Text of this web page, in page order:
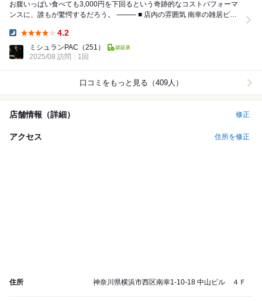
お腹いっぱい食べても3,000円を下回るという奇跡的なコストパフォーマ
ンスに、誰もが驚愕するだろう。 ⸻ ■ 店内の雰囲気 南幸の雑居ビル4
4.2
ミシュランPAC （251）
2025/08 訪問
1回
口コミをもっと見る（409人）
店舗情報（詳細） 修正
アクセス 住所を修正
住所 神奈川県横浜市西区南幸1-10-18 中山ビル ４Ｆ